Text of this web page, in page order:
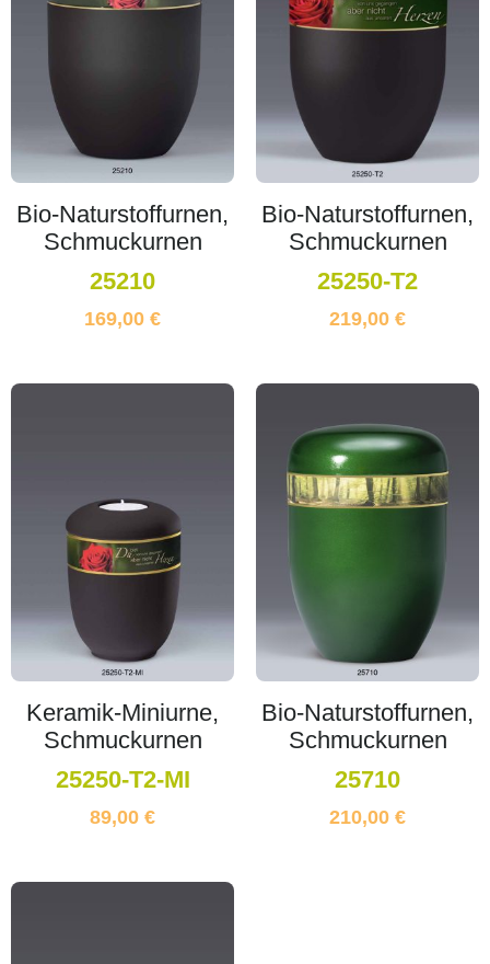
Bio-Naturstoffurnen,
Schmuckurnen
25210
169,00 €
Bio-Naturstoffurnen,
Schmuckurnen
25250-T2
219,00 €
Keramik-Miniurne,
Schmuckurnen
25250-T2-MI
89,00 €
Bio-Naturstoffurnen,
Schmuckurnen
25710
210,00 €